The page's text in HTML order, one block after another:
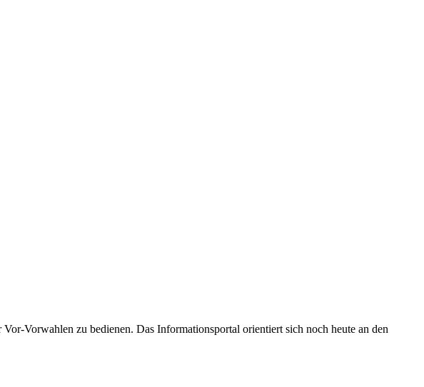
Vorwahlen zu bedienen. Das Informationsportal orientiert sich noch heute an den